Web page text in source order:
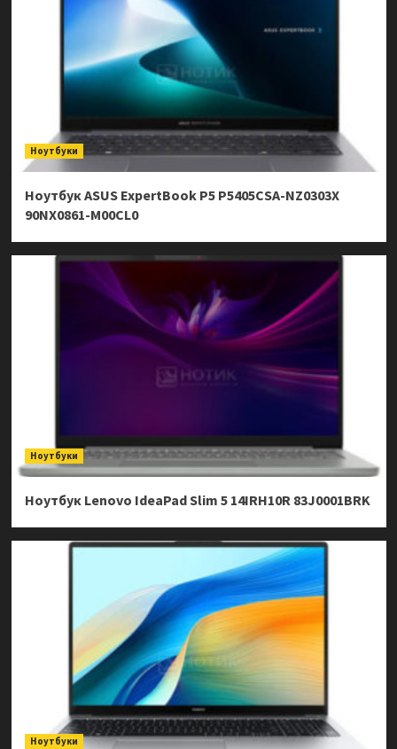
Ноутбуки
Ноутбук ASUS ExpertBook P5 P5405CSA-NZ0303X
90NX0861-M00CL0
Ноутбуки
Ноутбук Lenovo IdeaPad Slim 5 14IRH10R 83J0001BRK
Ноутбуки